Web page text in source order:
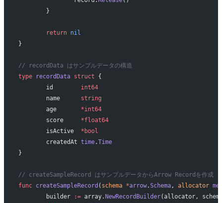
	}
	return
nil
}
// recordData はサンプルデータの構造
type recordData struct {
	id
int64
	name
string
	age
*int64
	score
*float64
	isActive
*bool
	createdAt
time.Time
}
// createSampleRecord はサンプルデータからArrow Recordを作成
func createSampleRecord ( schema *arrow.Schema, allocator
	builder
:= array.NewRecordBuilder(allocator,